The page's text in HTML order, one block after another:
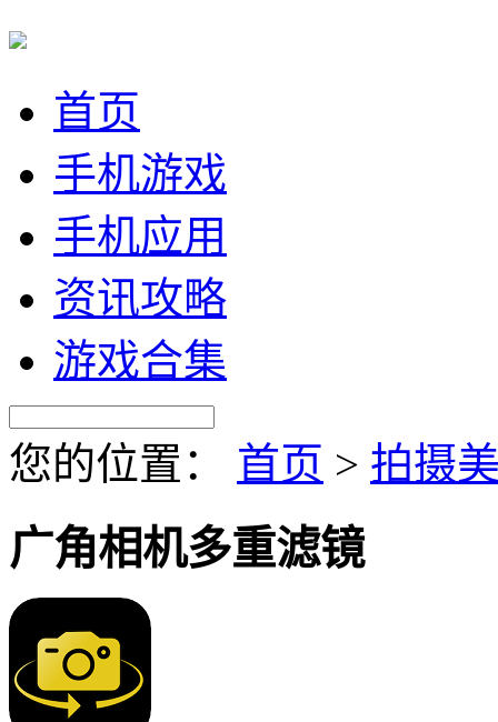
首页
手机游戏
手机应用
资讯攻略
游戏合集
您的位置： 首页 > 拍摄
广角相机多重滤镜